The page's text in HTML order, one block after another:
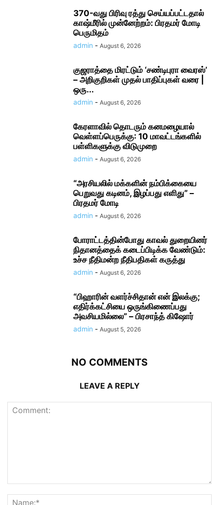
370-வது பிரிவு ரத்து செய்யப்பட்டதால்
காஷ்மீரில் முன்னேற்றம்: பிரதமர் மோடி
பெருமிதம்
admin - August 6, 2026
குஜராத்தை மிரட்டும் ‘சண்டிபுரா வைரஸ்’
– அறிகுறிகள் முதல் பாதிப்புகள் வரை |
ஒரு...
admin - August 6, 2026
கேரளாவில் தொடரும் கனமழையால்
வெள்ளப்பெருக்கு: 10 மாவட்டங்களில்
பள்ளிகளுக்கு விடுமுறை
admin - August 6, 2026
“அரசியலில் மக்களின் நம்பிக்கையை
பெறுவது கடினம், இழப்பது எளிது” –
பிரதமர் மோடி
admin - August 6, 2026
போராட்டத்தின்போது காவல் துறையினர்
நிதானத்தைக் கடைப்பிடிக்க வேண்டும்:
உச்ச நீதிமன்ற நீதிபதிகள் கருத்து
admin - August 6, 2026
“பிஹாரின் வளர்ச்சிதான் என் இலக்கு;
எதிர்க்கட்சியை ஒருங்கிணைப்பது
அவசியமில்லை” – பிரசாந்த் கிஷோர்
admin - August 5, 2026
NO COMMENTS
LEAVE A REPLY